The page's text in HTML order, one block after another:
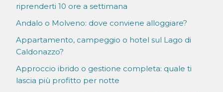
riprenderti 10 ore a settimana
Andalo o Molveno: dove conviene alloggiare?
Appartamento, campeggio o hotel sul Lago di
Caldonazzo?
Approccio ibrido o gestione completa: quale ti
lascia più profitto per notte